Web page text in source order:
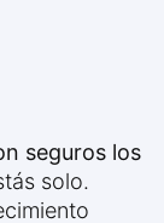
seguros los
solo.